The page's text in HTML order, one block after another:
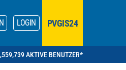
LOGIN PVGIS24
AKTIVE BENUTZER*